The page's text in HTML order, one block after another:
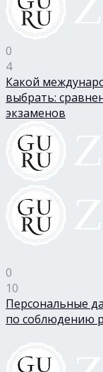
0
4
Какой
выбрать:
экзаменов
0
10
Персональные
по соблюдению